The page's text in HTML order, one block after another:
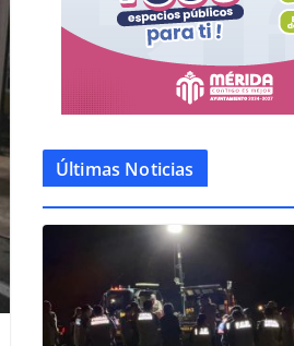
Últimas Noticias